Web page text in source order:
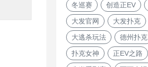
冬巡赛 创造正EV
大发官网 大发扑克
大逃杀玩法 德州扑克
扑克女神 正EV之路